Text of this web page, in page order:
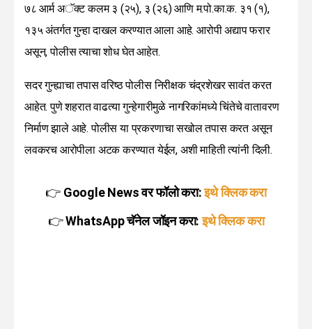
७८ आर्म अॅक्ट कलम ३ (२५), ३ (२६) आणि म.पो.का.क. ३१ (१),
१३५ अंतर्गत गुन्हा दाखल करण्यात आला आहे. आरोपी अद्याप फरार
असून, पोलीस त्याचा शोध घेत आहेत.
सदर गुन्ह्याचा तपास वरिष्ठ पोलीस निरीक्षक चंद्रशेखर सावंत करत
आहेत. पुणे शहरात वाढत्या गुन्हेगारीमुळे नागरिकांमध्ये चिंतेचे वातावरण
निर्माण झाले आहे. पोलीस या प्रकरणाचा सखोल तपास करत असून
लवकरच आरोपीला अटक करण्यात येईल, अशी माहिती त्यांनी दिली.
👉 Google News वर फॉलो करा: इथे क्लिक करा
👉WhatsApp चॅनेल जॉइन करा: इथे क्लिक करा